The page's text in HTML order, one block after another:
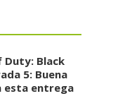
Duty: Black
5: Buena
esta entrega